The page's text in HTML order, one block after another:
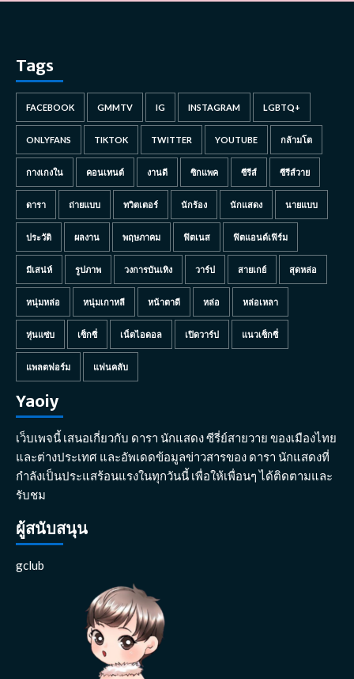
Tags
FACEBOOK GMMTV IG INSTAGRAM LGBTQ+
ONLYFANS TIKTOK TWITTER YOUTUBE กล้ามโต
กางเกงใน คอนเทนต์ งานดี ซิกแพค ซีรีส์ ซีรีส์วาย
ดารา ถ่ายแบบ ทวิตเตอร์ นักร้อง นักแสดง นายแบบ
ประวัติ ผลงาน พฤษภาคม ฟิตเนส ฟิตแอนด์เฟิร์ม
มีเสน่ห์ รูปภาพ วงการบันเทิง วาร์ป สายเกย์ สุดหล่อ
หนุ่มหล่อ หนุ่มเกาหลี หน้าตาดี หล่อ หล่อเหลา
หุ่นแซ่บ เซ็กซี่ เน็ตไอดอล เปิดวาร์ป แนวเซ็กซี่
แพลตฟอร์ม แฟนคลับ
Yaoiy
เว็บเพจนี้ เสนอเกี่ยวกับ ดารา นักแสดง ซีรี่ย์สายวาย ของเมืองไทย
และต่างประเทศ และอัพเดดข้อมูลข่าวสารของ ดารา นักแสดงที่
กำลังเป็นประแสร้อนแรงในทุกวันนี้ เพื่อให้เพื่อนๆ ได้ติดตามและ
รับชม
ผู้สนับสนุน
gclub